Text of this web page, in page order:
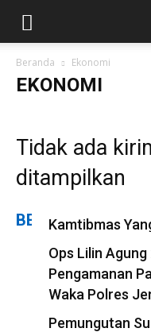
Beranda Ekonomi
EKONOMI
Tidak ada
ditampilkan
BERITA TERBARU
Patroli Blue
Kamtibmas
Wilkum
redaksi - 3 Januari 2025
Ops Lilin Agung
Pengamanan
Waka Polres
Yang Bertugas
Pemungutan